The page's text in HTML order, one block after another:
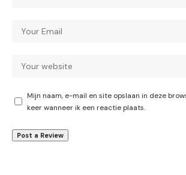
Mijn naam, e-mail en site opslaan in deze
keer wanneer ik een reactie plaats.